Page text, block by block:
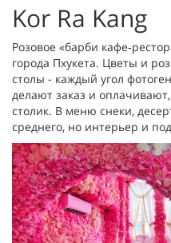
Kor Ra Kang
Розовое «барби
города Пхукета. Цветы и
столы - каждый угол
делают заказ и
столик. В меню снеки,
среднего, но интерьер и